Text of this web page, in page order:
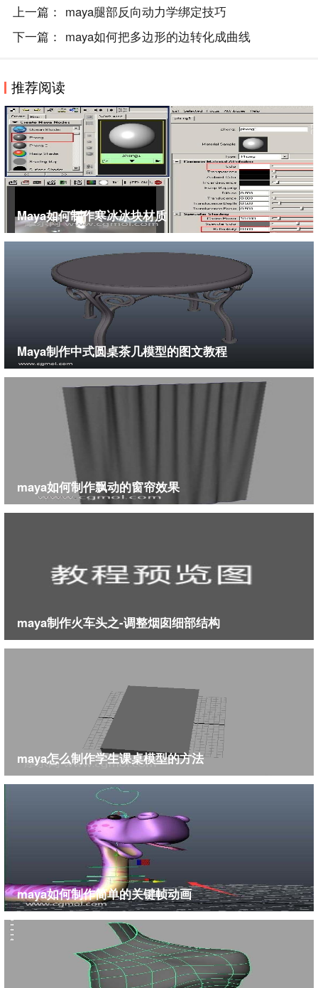
上一篇： maya腿部反向动力学绑定技巧
下一篇： maya如何把多边形的边转化成曲线
推荐阅读
Maya如何制作寒冰冰块材质
Maya制作中式圆桌茶几模型的图文教程
maya如何制作飘动的窗帘效果
maya制作火车头之-调整烟囱细部结构
maya怎么制作学生课桌模型的方法
maya如何制作简单的关键帧动画